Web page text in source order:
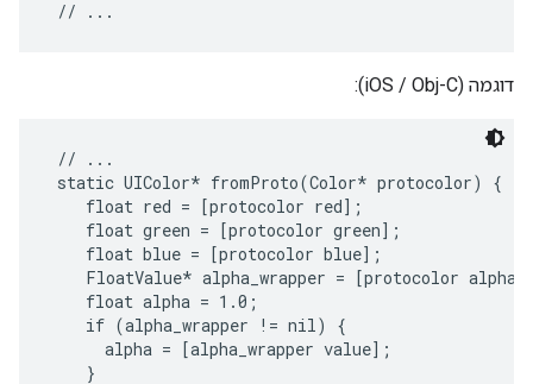
דוגמה (iOS / Obj-C):
// ...
static UIColor* fromProto(Color* protocolor) {
    float red = [protocolor red];
    float green = [protocolor green];
    float blue = [protocolor blue];
FloatValue* alpha_wrapper = [protocolor
    float alpha = 1.0;
    if (alpha_wrapper != nil) {
      alpha = [alpha_wrapper value];
    }